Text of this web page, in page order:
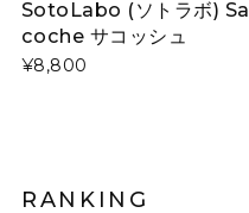
SotoLabo (ソトラボ) Sa
coche サコッシュ
¥8,800
RANKING